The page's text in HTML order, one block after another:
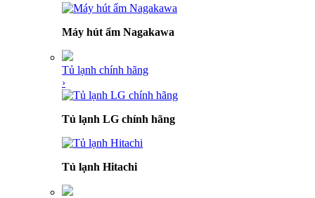
Máy hút ẩm Nagakawa
Tủ lạnh chính hãng
›
Tủ lạnh LG chính hãng
Tủ lạnh Hitachi